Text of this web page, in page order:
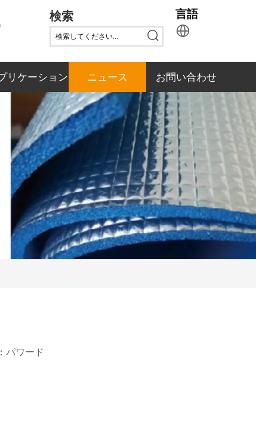
検索 言語
リケーション ニュース お問い合わせ
パワード